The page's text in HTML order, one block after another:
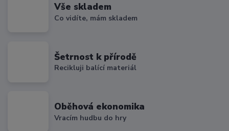
Vše skladem
Co vidíte, mám skladem
Šetrnost k přírodě
Recikluji balící materiál
Oběhová ekonomika
Vracím hudbu do hry